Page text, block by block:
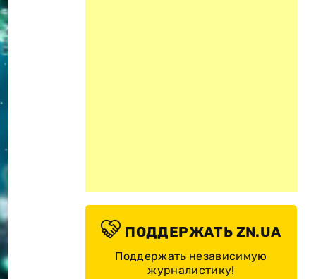
ПОДДЕРЖАТЬ ZN.UA
Поддержать независимую
журналистику!